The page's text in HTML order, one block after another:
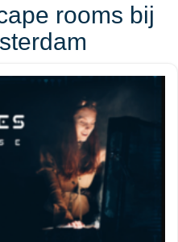
rooms bij